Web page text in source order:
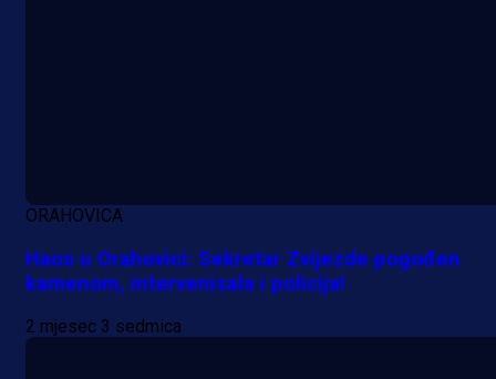
ORAHOVICA
Haos u Orahovici: Sekretar Zvijezde pogođen
kamenom, intervenisala i policija!
2 mjesec 3 sedmica